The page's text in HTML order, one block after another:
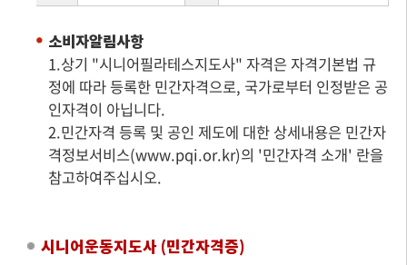
소비자알림사항
1.상기 "시니어필라테스지도사" 자격은 자격기본법 규
정에 따라 등록한 민간자격으로, 국가로부터 인정받은 공
인자격이 아닙니다.
2.민간자격 등록 및 공인 제도에 대한 상세내용은 민간자
격정보서비스(www.pqi.or.kr)의 '민간자격 소개' 란을
참고하여주십시오.
시니어운동지도사 (민간자격증)